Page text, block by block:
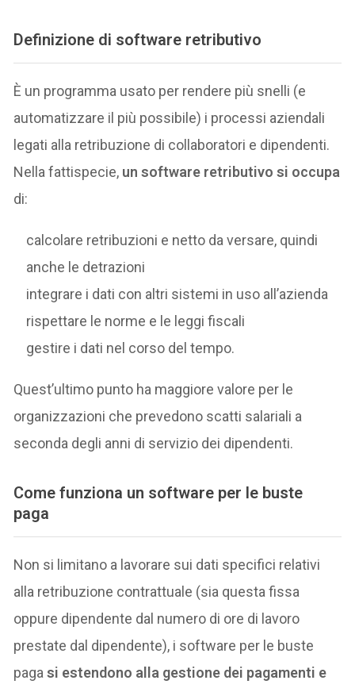
Definizione di software retributivo
È un programma usato per rendere più snelli (e
automatizzare il più possibile) i processi aziendali
legati alla retribuzione di collaboratori e dipendenti.
Nella fattispecie, un software retributivo si occupa
di:
calcolare retribuzioni e netto da versare, quindi
anche le detrazioni
integrare i dati con altri sistemi in uso all’azienda
rispettare le norme e le leggi fiscali
gestire i dati nel corso del tempo.
Quest’ultimo punto ha maggiore valore per le
organizzazioni che prevedono scatti salariali a
seconda degli anni di servizio dei dipendenti.
Come funziona un software per le buste
paga
Non si limitano a lavorare sui dati specifici relativi
alla retribuzione contrattuale (sia questa fissa
oppure dipendente dal numero di ore di lavoro
prestate dal dipendente), i software per le buste
pagasi estendono alla gestione dei pagamenti e